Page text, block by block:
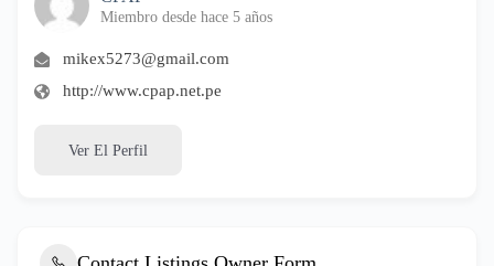
Miembro desde hace 5 años
mikex5273@gmail.com
http://www.cpap.net.pe
Ver El Perfil